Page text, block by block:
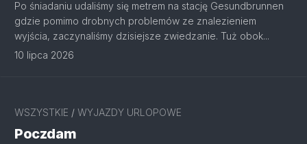
Po śniadaniu udaliśmy się metrem na stację Gesundbrunnen
gdzie pomimo drobnych problemów ze znalezieniem
wyjścia, zaczynaliśmy dzisiejsze zwiedzanie. Tuż obok...
10 lipca 2026
WSZYSTKIE / WYJAZDY URLOPOWE
Poczdam